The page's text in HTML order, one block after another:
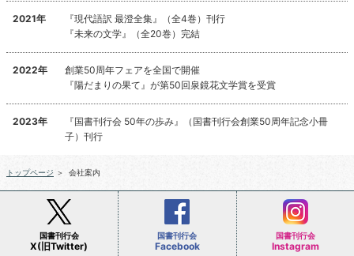
2021年
『現代語訳 最澄全集』（全4巻）刊行
『未来の文学』（全20巻）完結
2022年
創業50周年フェアを全国で開催
『陽だまりの果て』が第50回泉鏡花文学賞を受賞
2023年
『国書刊行会 50年の歩み』（国書刊行会創業50周年記念小冊
子）刊行
トップページ ＞ 会社案内
国書刊行会
X(旧Twitter)
国書刊行会
Facebook
国書刊行会
Instagram